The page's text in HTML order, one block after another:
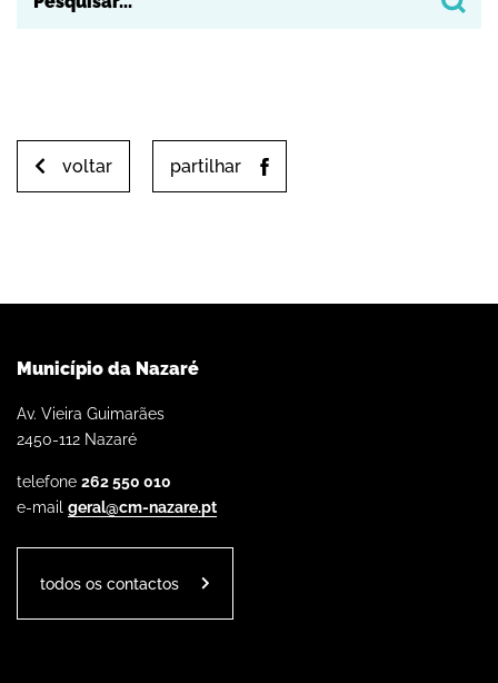
voltar partilhar
Município da Nazaré
Av. Vieira Guimarães
2450-112 Nazaré
telefone 262 550 010
e-mail geral@cm-nazare.pt
todos os contactos